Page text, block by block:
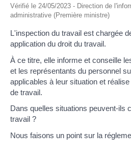
Vérifié le 24/05/2023 - Direction de
administrative (Première ministre)
L'inspection du travail est chargée
application du droit du travail.
À ce titre, elle informe et conseille
et les représentants du personnel
applicables à leur situation et
de travail.
Dans quelles situations peuvent-ils
travail ?
Nous faisons un point sur la